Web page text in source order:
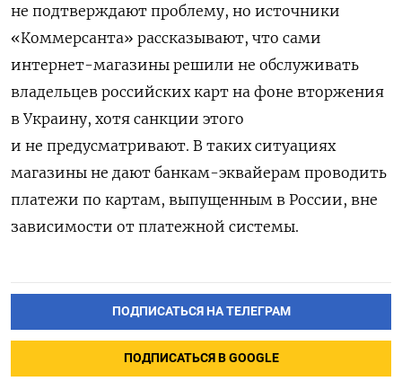
не подтверждают проблему, но источники
«Коммерсанта» рассказывают, что сами
интернет-магазины решили не обслуживать
владельцев российских карт на фоне вторжения
в Украину, хотя санкции этого
и не предусматривают. В таких ситуациях
магазины не дают банкам-эквайерам проводить
платежи по картам, выпущенным в России, вне
зависимости от платежной системы.
ПОДПИСАТЬСЯ НА ТЕЛЕГРАМ
ПОДПИСАТЬСЯ В GOOGLE